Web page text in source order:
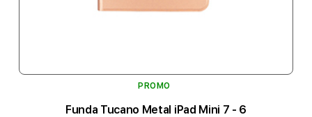
PROMO
Funda Tucano Metal iPad Mini 7 - 6